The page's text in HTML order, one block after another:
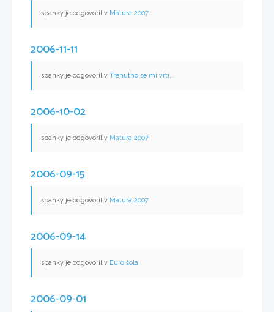
spanky je odgovoril v Matura 2007
2006-11-11
spanky je odgovoril v Trenutno se mi vrti...
2006-10-02
spanky je odgovoril v Matura 2007
2006-09-15
spanky je odgovoril v Matura 2007
2006-09-14
spanky je odgovoril v Euro šola
2006-09-01